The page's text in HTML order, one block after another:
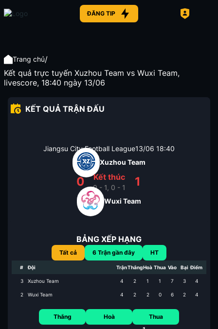
ĐĂNG TIP
Trang chủ/
Kết quả trực tuyến Xuzhou Team vs Wuxi Team,
livescore, 18:40 ngày 13/06
KẾT QUẢ TRẬN ĐẤU
Jiangsu City Football League13/06 18:40
Xuzhou Team
0 Kết thúc
0 - 1, 0 - 1 1
Wuxi Team
BẢNG XẾP HẠNG
Tất cả 6 Trận gần đây HT
# Đội TrậnThắngHoà Thua Vào Bại Điểm
3 Xuzhou Team 4 2 1 1 7 3 4
2 Wuxi Team 4 2 2 0 6 2 4
Thắng Hoà
Thua